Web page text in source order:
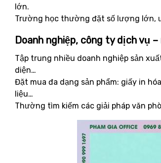
lớn.
Trường học thường đặt số lượng lớn,
Doanh nghiệp, công ty dịch vụ
Tập trung nhiều doanh nghiệp sản
diện…
Đặt mua đa dạng sản phẩm: giấy in
liệu…
Thường tìm kiếm các giải pháp văn